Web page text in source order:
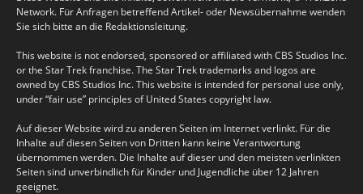
Network. Für Anfragen betreffend Artikel- oder Newsübernahme wenden
Sie sich bitte an die Redaktionsleitung.
This website is not endorsed, sponsored or affiliated with CBS Studios Inc.
or the Star Trek franchise. The Star Trek trademarks and logos are
owned by CBS Studios Inc. This website is intended for personal use only,
under “fair use” principles of United States copyright law.
Auf dieser Website wird zu anderen Seiten im Internet verlinkt. Für die
Inhalte auf diesen Seiten von Dritten kann keine Verantwortung
übernommen werden. Die Inhalte auf dieser und den meisten verlinkten
Seiten sind unverbindlich für Kinder und Jugendliche über 12 Jahren
geeignet.